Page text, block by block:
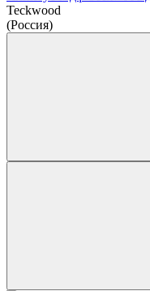
Teckwood
(Россия)